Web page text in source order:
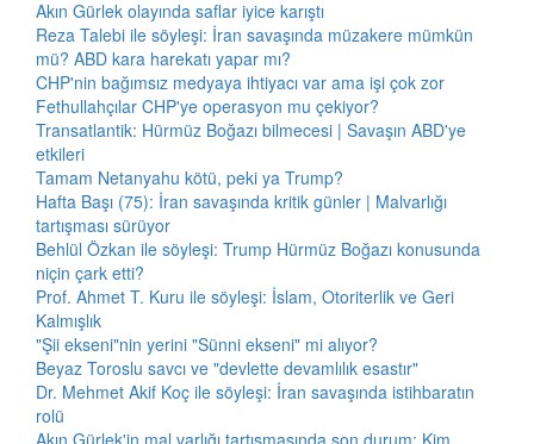
Akın Gürlek olayında saflar iyice karıştı
Reza Talebi ile söyleşi: İran savaşında müzakere mümkün
mü? ABD kara harekatı yapar mı?
CHP'nin bağımsız medyaya ihtiyacı var ama işi çok zor
Fethullahçılar CHP'ye operasyon mu çekiyor?
Transatlantik: Hürmüz Boğazı bilmecesi | Savaşın ABD'ye
etkileri
Tamam Netanyahu kötü, peki ya Trump?
Hafta Başı (75): İran savaşında kritik günler | Malvarlığı
tartışması sürüyor
Behlül Özkan ile söyleşi: Trump Hürmüz Boğazı konusunda
niçin çark etti?
Prof. Ahmet T. Kuru ile söyleşi: İslam, Otoriterlik ve Geri
Kalmışlık
"Şii ekseni"nin yerini "Sünni ekseni" mi alıyor?
Beyaz Toroslu savcı ve "devlette devamlılık esastır"
Dr. Mehmet Akif Koç ile söyleşi: İran savaşında istihbaratın
rolü
Akın Gürlek'in mal varlığı tartışmasında son durum: Kim